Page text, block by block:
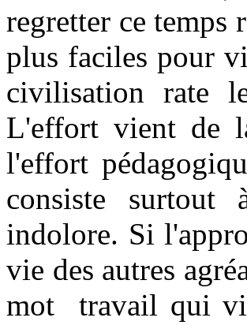
regretter ce temps
plus faciles pour
civilisation rate
L'effort vient de
l'effort
consiste
indolore. Si
vie des autres
mot travail qui